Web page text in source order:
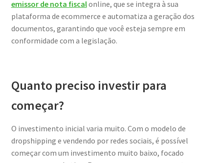
emissor de nota fiscalonline, que se integra à sua
plataforma de ecommerce e automatiza a geração dos
documentos, garantindo que você esteja sempre em
conformidade com a legislação.
Quanto preciso investir para
começar?
O investimento inicial varia muito. Com o modelo de
dropshipping e vendendo por redes sociais, é possível
começar com um investimento muito baixo, focado